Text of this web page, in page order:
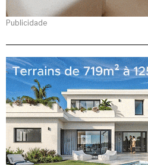
Publicidade